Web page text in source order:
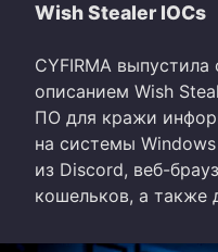
Wish Stealer IOCs
CYFIRMA
описанием Wish
ПО для кражи
на системы
из Discord, веб-
кошельков, а также